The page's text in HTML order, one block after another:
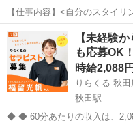
【仕事内容】<自分のスタイ
の美容・衣装スタッフ募集 <
ル・成人振袖などの ヘアセッ
ト・各種衣装管理・および付
アルバイト・パート
【未経験
も応募OK
時給2,088円
りらくる 秋田
秋田駅
◆ ◆ 60分あたりの収入は、2,088円～3,510円！ セラピスト１人あた